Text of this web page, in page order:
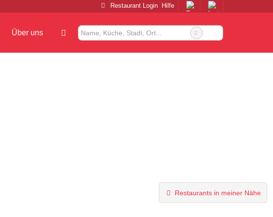
Restaurant Login Hilfe
Über uns
Restaurants in meiner Nähe